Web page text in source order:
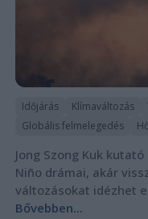
Időjárás Klímaváltozás
Globális felmelegedés
Jong Szong Kuk
Niño drámai, akár
változásokat idézhet
Bővebben...